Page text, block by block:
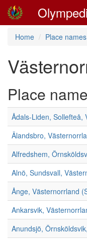
Home Place names
Place
Ådals-Liden, Sollefteå,
Älandsbro,
Alfredshem,
Alnö, Sundsvall,
Ånge, Västernorrland
Ankarsvik,
Anundsjö,